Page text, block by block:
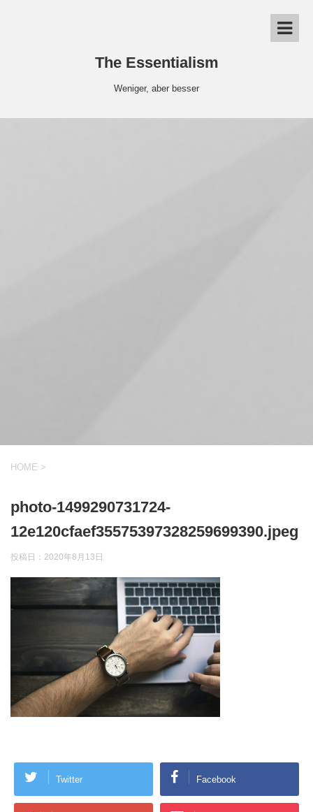
The Essentialism
Weniger, aber besser
HOME >
photo-1499290731724-
12e120cfaef35575397328259699390.jpeg
投稿日： 2020年8月13日
Twitter Facebook